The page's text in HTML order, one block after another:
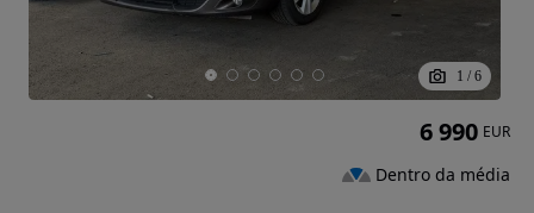
1 / 6
6 990 EUR
Dentro da média